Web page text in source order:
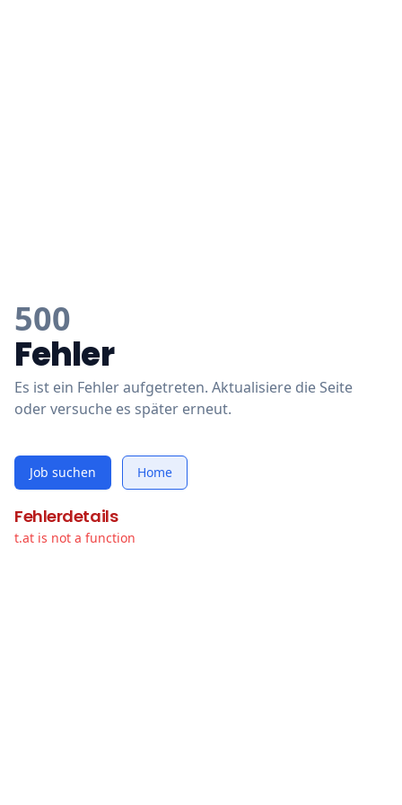
500
Fehler
Es ist ein Fehler aufgetreten. Aktualisiere die Seite
oder versuche es später erneut.
Job suchen Home
Fehlerdetails
t.at is not a function